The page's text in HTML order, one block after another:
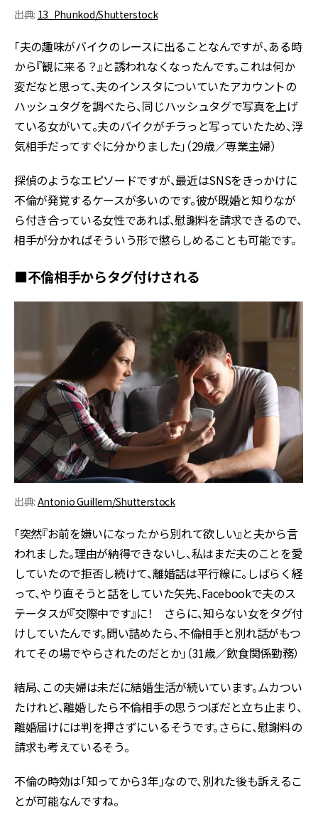
出典: 13_Phunkod/Shutterstock
「夫の趣味がバイクのレースに出ることなんですが、ある時
から『観に来る？』と誘われなくなったんです。これは何か
変だなと思って、夫のインスタについていたアカウントの
ハッシュタグを調べたら、同じハッシュタグで写真を上げ
ている女がいて。夫のバイクがチラっと写っていたため、浮
気相手だってすぐに分かりました」（29歳／専業主婦）
探偵のようなエピソードですが、最近はSNSをきっかけに
不倫が発覚するケースが多いのです。彼が既婚と知りなが
ら付き合っている女性であれば、慰謝料を請求できるので、
相手が分かればそういう形で懲らしめることも可能です。
■不倫相手からタグ付けされる
出典: Antonio Guillem/Shutterstock
「突然『お前を嫌いになったから別れて欲しい』と夫から言
われました。理由が納得できないし、私はまだ夫のことを愛
していたので拒否し続けて、離婚話は平行線に。しばらく経
って、やり直そうと話をしていた矢先、Facebookで夫のス
テータスが『交際中です』に！ さらに、知らない女をタグ付
けしていたんです。問い詰めたら、不倫相手と別れ話がもつ
れてその場でやらされたのだとか」（31歳／飲食関係勤務）
結局、この夫婦は未だに結婚生活が続いています。ムカつい
たけれど、離婚したら不倫相手の思うつぼだと立ち止まり、
離婚届けには判を押さずにいるそうです。さらに、慰謝料の
請求も考えているそう。
不倫の時効は「知ってから3年」なので、別れた後も訴えるこ
とが可能なんですね。